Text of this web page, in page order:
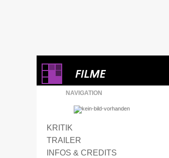
NAVIGATION
KRITIK
TRAILER
INFOS & CREDITS